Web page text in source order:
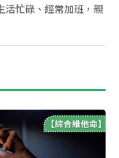
活忙碌、經常加班，親